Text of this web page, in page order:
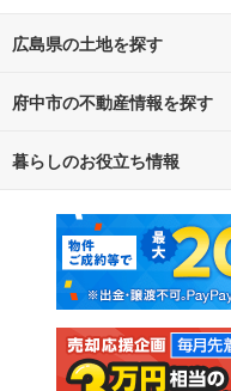
広島県の土地を探す
路線・駅から探す
通勤・通学時間から探す
府中市の不動産情報を探す
不動産・住宅
新築マンション
新築一戸建て
注文住宅
暮らしのお役立ち情報
マンションカタログ